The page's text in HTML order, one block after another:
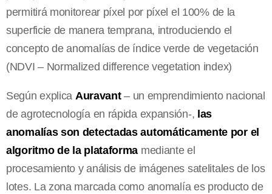
permitirá monitorear píxel por píxel el 100% de la
superficie de manera temprana, introduciendo el
concepto de anomalías de índice verde de vegetación
(NDVI – Normalized difference vegetation index)
Según explica Auravant– un emprendimiento nacional
de agrotecnología en rápida expansión-, las
anomalías son detectadas automáticamente por el
algoritmo de la plataforma mediante el
procesamiento y análisis de imágenes satelitales de los
lotes. La zona marcada como anomalía es producto de